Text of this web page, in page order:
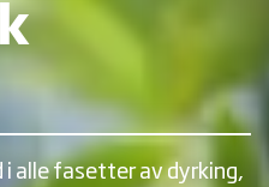
i alle fasetter av dyrking,